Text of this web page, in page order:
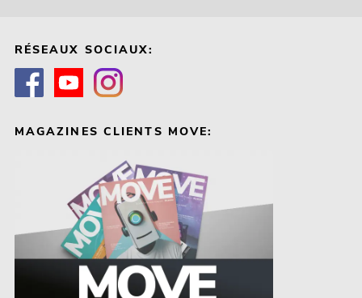
RÉSEAUX SOCIAUX:
MAGAZINES CLIENTS MOVE: